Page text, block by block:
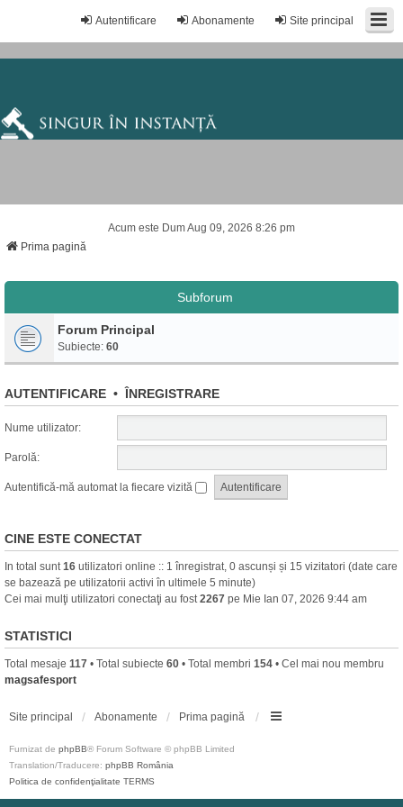
Site principal
Abonamente
Autentificare
Acum este Dum Aug 09, 2026 8:26 pm
Prima pagină
Subforum
Forum Principal
Subiecte: 60
AUTENTIFICARE • ÎNREGISTRARE
Nume utilizator:
Parolă:
Autentifică-mă automat la fiecare vizită
CINE ESTE CONECTAT
In total sunt16 utilizatori online :: 1 înregistrat, 0 ascunși și 15 vizitatori (date care
se bazează pe utilizatorii activi în ultimele 5 minute)
Cei mai mulţi utilizatori conectaţi au fost2267 pe Mie Ian 07, 2026 9:44 am
STATISTICI
Total mesaje 117 • Total subiecte 60 • Total membri 154 • Cel mai nou membru
magsafesport
Site principal Abonamente Prima pagină
Furnizat de phpBB® Forum Software © phpBB Limited
Translation/Traducere: phpBB România
Politica de confidenţialitate TERMS